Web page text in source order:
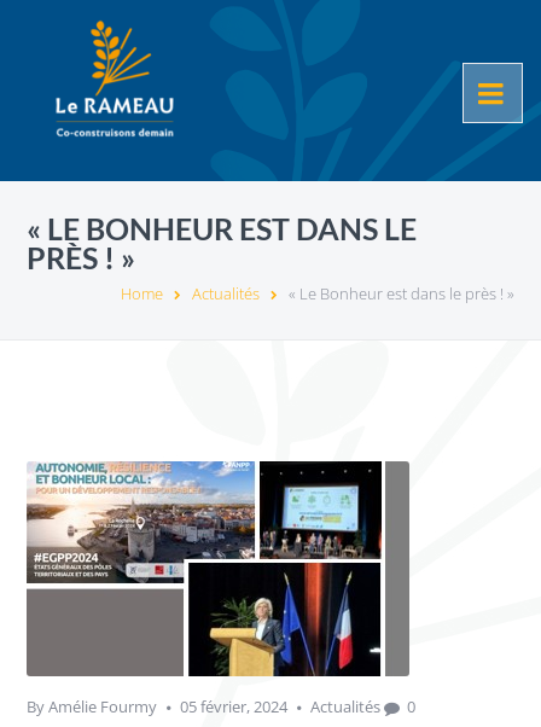
« LE BONHEUR EST DANS LE
PRÈS ! »
Home Actualités « Le Bonheur est dans le près ! »
ByAmélie Fourmy 05 février, 2024 Actualités 0